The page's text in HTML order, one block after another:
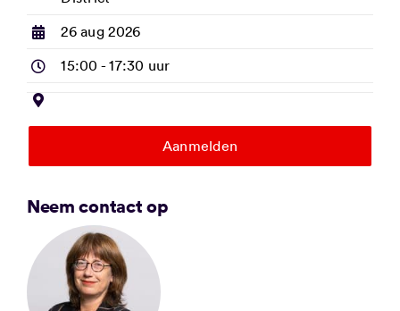
26 aug 2026
15:00 - 17:30 uur
Aanmelden
Neem contact op